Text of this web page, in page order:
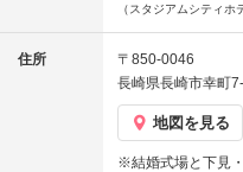
（スタジアムシティホ
住所
〒850-0046
長崎県長崎市幸町
地図を見る
※結婚式場と下見